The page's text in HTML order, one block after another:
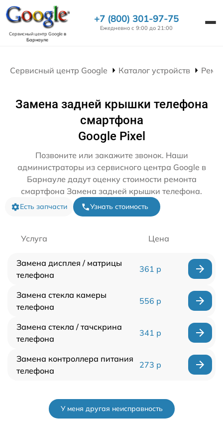
Сервисный центр Googleв
Барнауле
+7 (800) 301-97-75
Ежедневно с 9:00 до 21:00
Сервисный центр Google Каталог устройств
Замена задней крышки телефона
смартфона
Google Pixel
Позвоните или закажите звонок. Наши
администраторы из сервисного центра Google в
Барнауле дадут оценку стоимости ремонта
смартфона Замена задней крышки телефона.
Есть запчасти Узнать стоимость
Услуга Цена
Замена дисплея / матрицы
телефона
361 р
Замена стекла камеры
телефона
556 р
Замена стекла / тачскрина
телефона
341 р
Замена контроллера питания
телефона
273 р
У меня другая неисправность